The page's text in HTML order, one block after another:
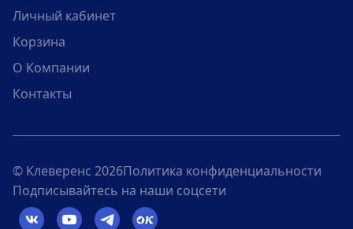
Личный кабинет
Корзина
О Компании
Контакты
© Клеверенс 2026Политика конфиденциальности
Подписывайтесь на наши соцсети